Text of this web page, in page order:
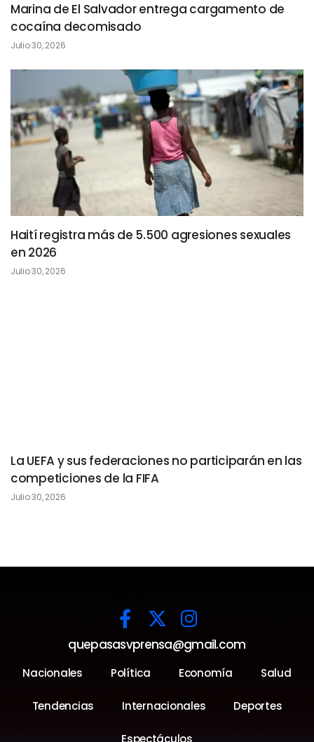
Marina de El Salvador entrega cargamento de
cocaína decomisado
Julio 30, 2026
Haití registra más de 5.500 agresiones sexuales
en 2026
Julio 30, 2026
La UEFA y sus federaciones no participarán en las
competiciones de la FIFA
Julio 30, 2026
quepasasvprensa@gmail.com
Nacionales Política Economía Salud
Tendencias Internacionales Deportes